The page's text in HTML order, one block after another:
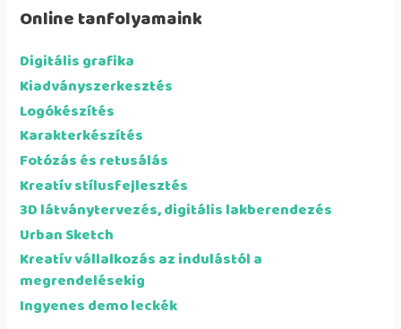
Online tanfolyamaink
Digitális grafika
Kiadványszerkesztés
Logókészítés
Karakterkészítés
Fotózás és retusálás
Kreatív stílusfejlesztés
3D látványtervezés, digitális lakberendezés
Urban Sketch
Kreatív vállalkozás az indulástól a
megrendelésekig
Ingyenes demo leckék